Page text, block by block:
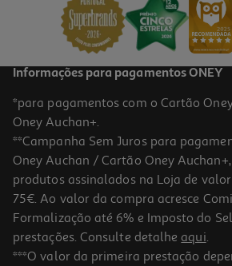
Informações para pagamentos ONEY
*para pagamentos com o Cartão
Oney Auchan+.
**Campanha Sem Juros para
Oney Auchan / Cartão Oney
produtos assinalados na Loja de
75€. Ao valor da compra acresce
Formalização até 6% e Imposto do
prestações. Consulte detalhe aqui.
***O valor da primeira prestação